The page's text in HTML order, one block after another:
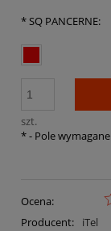
*SQ PANCERNE:
szt.
*- Pole wymagane
Ocena:
Producent:
iTel